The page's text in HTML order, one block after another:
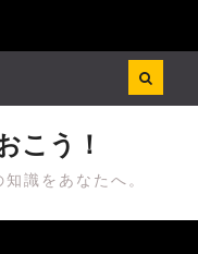
こう！
識をあなたへ。